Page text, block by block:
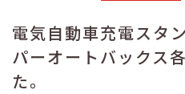
電気自動車充電スタ
パーオートバックス
た。